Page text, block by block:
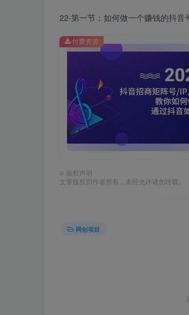
22-第一节：如何做一个赚钱的抖音
付费资源
© 版权声明
文章版权归作者所有，未经允许请勿转载。
网创项目